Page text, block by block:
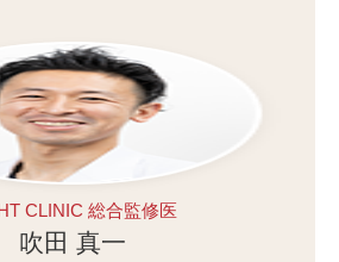
CLINIC 総合監修医
吹田 真一